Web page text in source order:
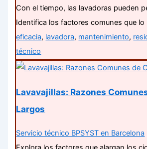
Con el tiempo, las lavadoras pueden
Identifica los factores comunes que
eficacia, lavadora, mantenimiento,
técnico
Lavavajillas: Razones
Largos
Servicio técnico BPSYST en Barcelona